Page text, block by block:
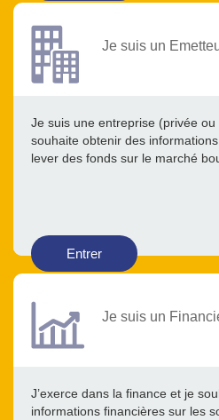
Je suis un
Je suis une entreprise (privée
souhaite obtenir des
lever des fonds sur le marché
Entrer
Je suis un
J’exerce dans la finance et je
informations financières sur les